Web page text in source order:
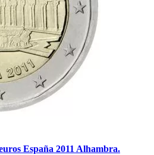
España 2011 Alhambra.